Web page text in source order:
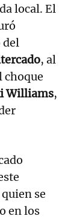
local. El
del
, al
choque
Williams,
se
en los